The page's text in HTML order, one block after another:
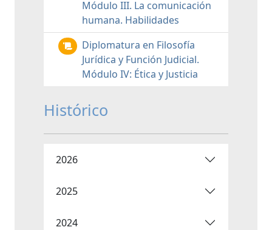
Módulo III. La comunicación
humana. Habilidades
Diplomatura en Filosofía
Jurídica y Función Judicial.
Módulo IV: Ética y Justicia
Histórico
2026
2025
2024